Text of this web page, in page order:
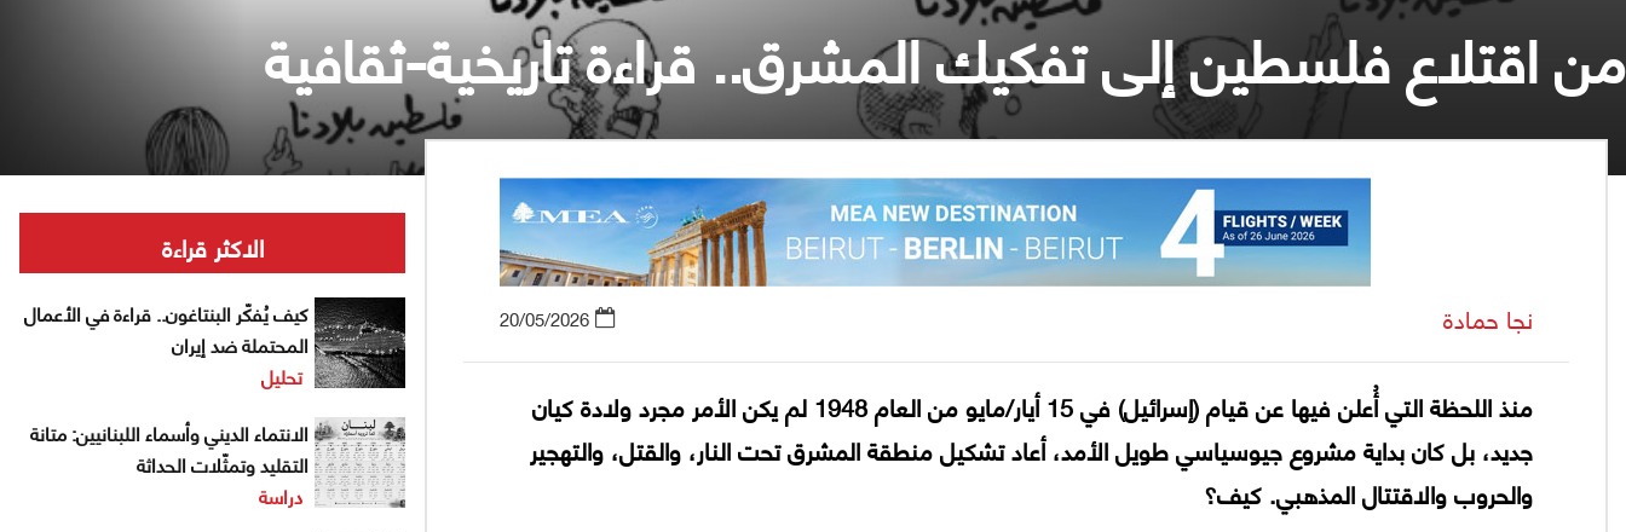
من اقتلاع فلسطين إلى تفكيك المشرق.. قراءة تاريخية-ثقافية
نجا حمادة 20/05/2026
منذ اللحظة التي أُعلن فيها عن قيام (إسرائيل) في 15 أيار/مايو من العام 1948 لم يكن الأمر مجرد ولادة كيان
جديد، بل كان بداية مشروع جيوسياسي طويل الأمد، أعاد تشكيل منطقة المشرق تحت النار، والقتل، والتهجير
والحروب والاقتتال المذهبي. كيف؟
الاكثر قراءة
كيف يُفكّر البنتاغون.. قراءة في الأعمال
المحتملة ضد إيران
تحليل
الانتماء الديني وأسماء اللبنانيين: متانة
التقليد وتمثّلات الحداثة
دراسة